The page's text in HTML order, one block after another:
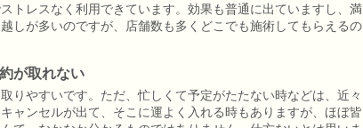
トレスなく利用できています。効果も普通に出ていますし、満
しが多いのですが、店舗数も多くどこでも施術してもらえるの
が取れない
りやすいです。ただ、忙しくて予定がたたない時などは、近々
ャンセルが出て、そこに運よく入れる時もありますが、ほぼ皆